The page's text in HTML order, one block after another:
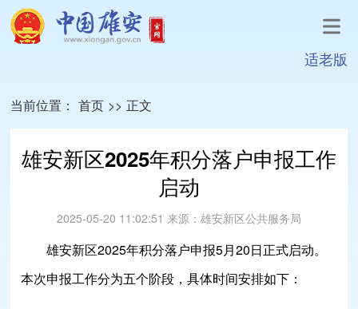
适老版
当前位置： 首页 >> 正文
雄安新区2025年积分落户申报工作
启动
2025-05-20 11:02:51 来源： 雄安新区公共服务局
雄安新区2025年积分落户申报5月20日正式启动。
本次申报工作分为五个阶段，具体时间安排如下：